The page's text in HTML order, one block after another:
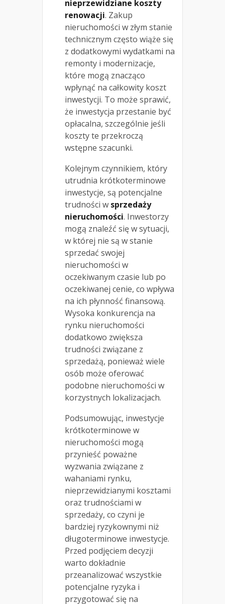
nieprzewidziane koszty
renowacji. Zakup
nieruchomości w złym stanie
technicznym często wiąże się
z dodatkowymi wydatkami na
remonty i modernizacje,
które mogą znacząco
wpłynąć na całkowity koszt
inwestycji. To może sprawić,
że inwestycja przestanie być
opłacalna, szczególnie jeśli
koszty te przekroczą
wstępne szacunki.
Kolejnym czynnikiem, który
utrudnia krótkoterminowe
inwestycje, są potencjalne
trudności w sprzedaży
nieruchomości. Inwestorzy
mogą znaleźć się w sytuacji,
w której nie są w stanie
sprzedać swojej
nieruchomości w
oczekiwanym czasie lub po
oczekiwanej cenie, co wpływa
na ich płynność finansową.
Wysoka konkurencja na
rynku nieruchomości
dodatkowo zwiększa
trudności związane z
sprzedażą, ponieważ wiele
osób może oferować
podobne nieruchomości w
korzystnych lokalizacjach.
Podsumowując, inwestycje
krótkoterminowe w
nieruchomości mogą
przynieść poważne
wyzwania związane z
wahaniami rynku,
nieprzewidzianymi kosztami
oraz trudnościami w
sprzedaży, co czyni je
bardziej ryzykownymi niż
długoterminowe inwestycje.
Przed podjęciem decyzji
warto dokładnie
przeanalizować wszystkie
potencjalne ryzyka i
przygotować się na